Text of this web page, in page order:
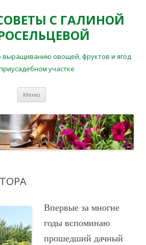
С ГАЛИНОЙ
выращиванию овощей, фруктов и ягод
участке
Меню
Впервые за многие
годы вспоминаю
прошедший дачный